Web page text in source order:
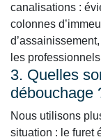
canalisations :
colonnes
les
3. Quelles
débouchage
Nous utilisons
situation : le furet